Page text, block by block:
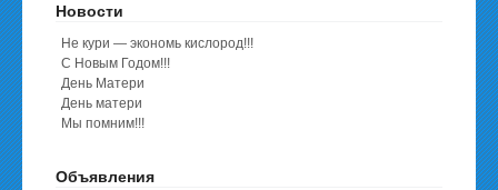
Новости
Не кури — экономь кислород!!!
С Новым Годом!!!
День Матери
День матери
Мы помним!!!
Объявления